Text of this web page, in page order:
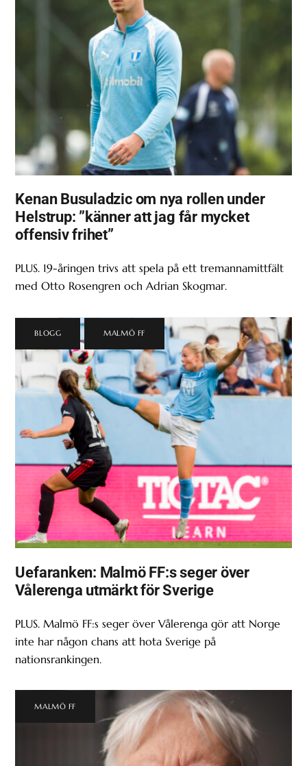
Kenan Busuladzic om nya rollen under
Helstrup: ”känner att jag får mycket
offensiv frihet”
PLUS. 19-åringen trivs att spela på ett tremannamittfält
med Otto Rosengren och Adrian Skogmar.
BLOGG MALMÖ FF
Uefaranken: Malmö FF:s seger över
Vålerenga utmärkt för Sverige
PLUS. Malmö FF:s seger över Vålerenga gör att Norge
inte har någon chans att hota Sverige på
nationsrankingen.
MALMÖ FF